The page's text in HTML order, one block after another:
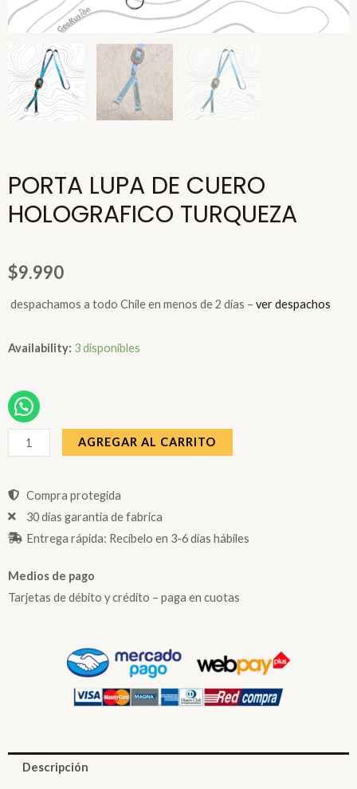
PORTA LUPA DE CUERO
HOLOGRAFICO TURQUEZA
$9.990
a todo Chile en menos de 2 días – ver despachos
Availability: 3 disponibles
PORTA
DE
CUERO
HOLOGRAFICO
TURQUEZA
AGREGAR AL CARRITO
Compra protegida
30 días garantía de fabrica
Entrega rápida: Recíbelo en 3-6 días hábiles
Medios de pago
Tarjetas de débito y crédito – paga en cuotas
Descripción